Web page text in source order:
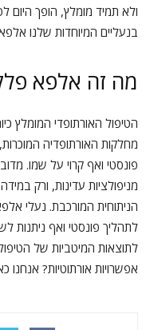
ולא תמיד מומלץ, הופך
בנעליים המיוחדות שלנו
מה זה אלפא
הטיפול האורתופדי המומלץ
מחלקות האורתופדיה
פונסטי ואף קרוי על שמו.
מניפולציות עדינות, ורק
הניתוחית המורכבת. נעלי
לתהליך פונסטי ואף ניתנות
לתוצאות המיטביות של
אפשרויות אורתוטיות? אנחנו